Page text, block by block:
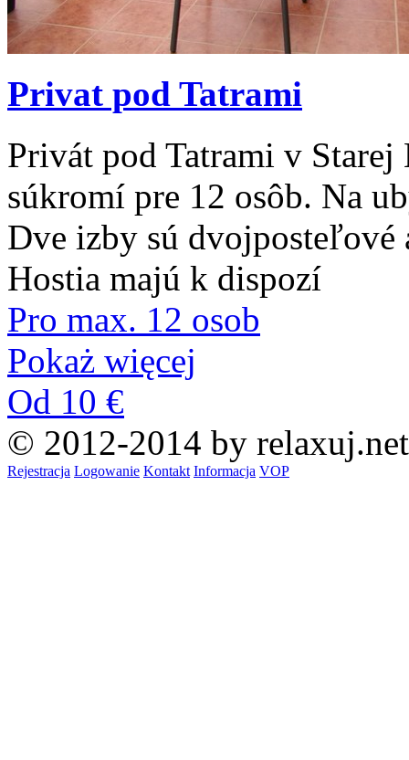
Privat pod Tatrami
Privát pod Tatrami v
súkromí pre 12 osôb. Na
Dve izby sú dvojposteľové
Hostia majú k dispozí
Pro max. 12 osob
Pokaż więcej
Od 10 €
© 2012-2014 by
Rejestracja Logowanie Kontakt Informacja VOP